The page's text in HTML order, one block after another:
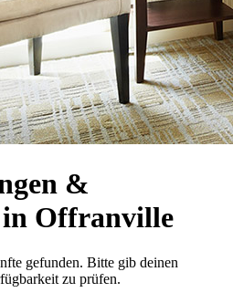
&
in Offranville
gefunden. Bitte gib deinen
zu prüfen.